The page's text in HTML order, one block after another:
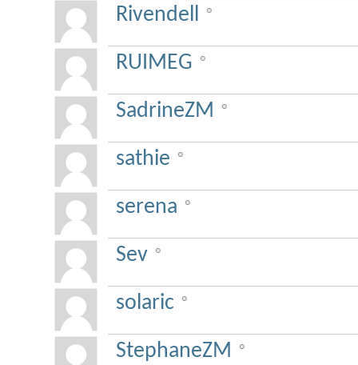
Rivendell
RUIMEG
SadrineZM
sathie
serena
Sev
solaric
StephaneZM